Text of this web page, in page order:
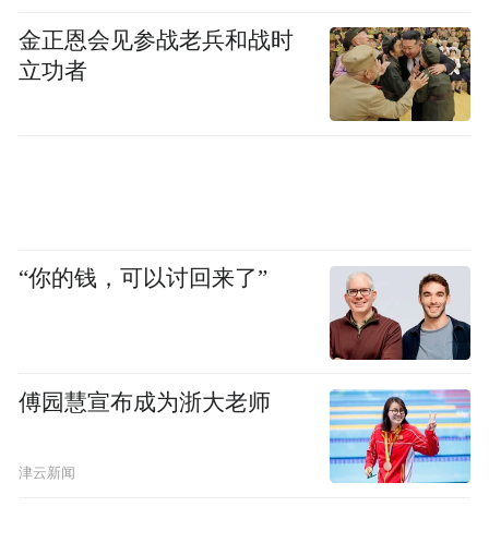
金正恩会见参战老兵和战时
立功者
“你的钱，可以讨回来了”
傅园慧宣布成为浙大老师
津云新闻